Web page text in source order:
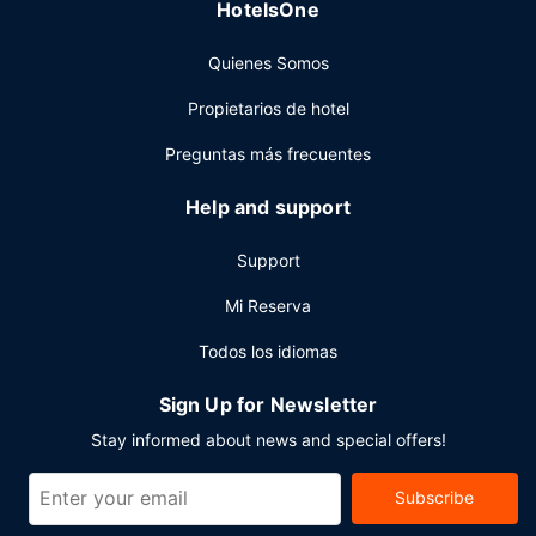
Tendrás check-in exprés, check-out exprés y tintorería a
Alexandria? En este hotel tienes a tu disposición 186
metros cuadrados de espacio con zona para conferencias
y 3 salas de reuniones.
HotelsOne
Quienes Somos
Propietarios de hotel
Preguntas más frecuentes
Help and support
Support
Mi Reserva
Todos los idiomas
Sign Up for Newsletter
Stay informed about news and special offers!
Subscribe